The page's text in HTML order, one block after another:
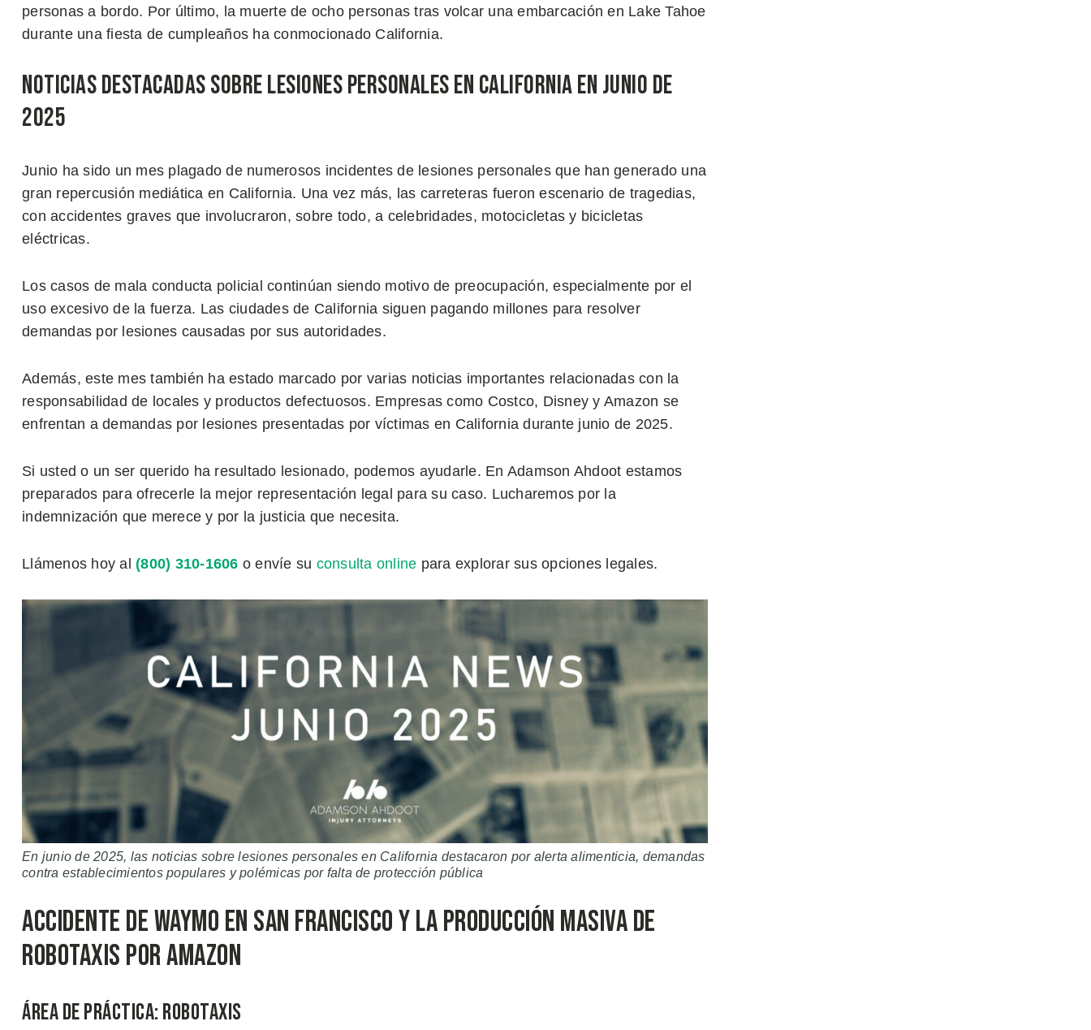
personas a bordo. Por último, la muerte de ocho personas tras volcar una embarcación en Lake Tahoe
durante una fiesta de cumpleaños ha conmocionado California.
Noticias Destacadas Sobre Lesiones Personales en California en Junio de
2025
Junio ha sido un mes plagado de numerosos incidentes de lesiones personales que han generado una
gran repercusión mediática en California. Una vez más, las carreteras fueron escenario de tragedias,
con accidentes graves que involucraron, sobre todo, a celebridades, motocicletas y bicicletas
eléctricas.
Los casos de mala conducta policial continúan siendo motivo de preocupación, especialmente por el
uso excesivo de la fuerza. Las ciudades de California siguen pagando millones para resolver
demandas por lesiones causadas por sus autoridades.
Además, este mes también ha estado marcado por varias noticias importantes relacionadas con la
responsabilidad de locales y productos defectuosos. Empresas como Costco, Disney y Amazon se
enfrentan a demandas por lesiones presentadas por víctimas en California durante junio de 2025.
Si usted o un ser querido ha resultado lesionado, podemos ayudarle. En Adamson Ahdoot estamos
preparados para ofrecerle la mejor representación legal para su caso. Lucharemos por la
indemnización que merece y por la justicia que necesita.
Llámenos hoy al (800) 310-1606 o envíe su consulta online para explorar sus opciones legales.
En junio de 2025, las noticias sobre lesiones personales en California destacaron por alerta alimenticia, demandas
contra establecimientos populares y polémicas por falta de protección pública
Accidente de Waymo en San Francisco y la Producción Masiva de
Robotaxis por Amazon
Área de Práctica: Robotaxis